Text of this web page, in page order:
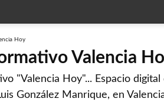
Valencia
"Valencia Hoy"... Espacio
González Manrique, en